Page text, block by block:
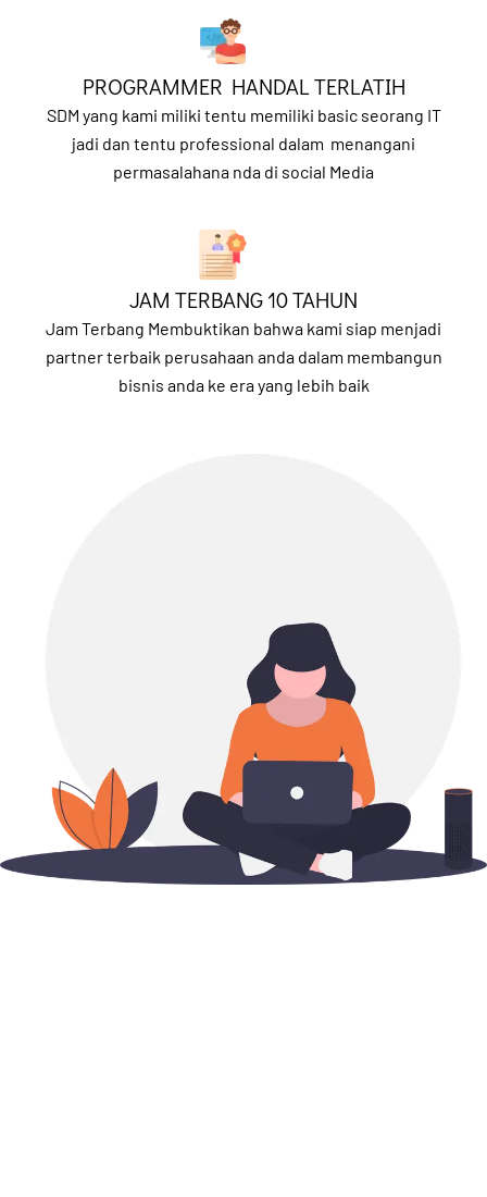
PROGRAMMER HANDAL TERLATIH
SDM yang kami miliki tentu memiliki basic seorang IT
jadi dan tentu professional dalam menangani
permasalahana nda di social Media
JAM TERBANG 10 TAHUN
Jam Terbang Membuktikan bahwa kami siap menjadi
partner terbaik perusahaan anda dalam membangun
bisnis anda ke era yang lebih baik